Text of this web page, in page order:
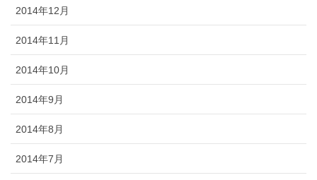
2014年12月
2014年11月
2014年10月
2014年9月
2014年8月
2014年7月